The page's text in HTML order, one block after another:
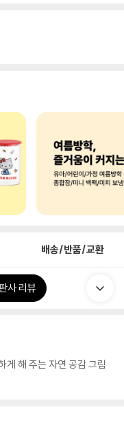
배송/반품/교환
사 리뷰
게 해 주는 자연 공감 그림